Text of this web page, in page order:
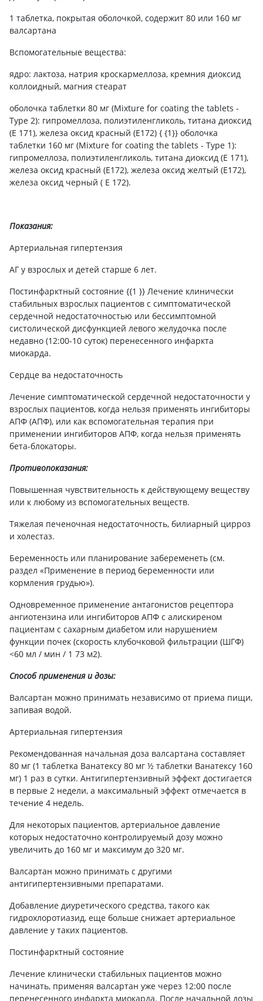
1 таблетка, покрытая оболочкой, содержит 80 или 160 мг
валсартана
Вспомогательные вещества:
ядро: лактоза, натрия кроскармеллоза, кремния диоксид
коллоидный, магния стеарат
оболочка таблетки 80 мг (Mixture for coating the tablets -
Type 2): гипромеллоза, полиэтиленгликоль, титана диоксид
(Е 171), железа оксид красный (Е172) { {1}} оболочка
таблетки 160 мг (Mixture for coating the tablets - Type 1):
гипромеллоза, полиэтиленгликоль, титана диоксид (Е 171),
железа оксид красный (Е172), железа оксид желтый (Е172),
железа оксид черный ( Е 172).
Показания:
Артериальная гипертензия
АГ у взрослых и детей старше 6 лет.
Постинфарктный состояние {{1 }} Лечение клинически
стабильных взрослых пациентов с симптоматической
сердечной недостаточностью или бессимптомной
систолической дисфункцией левого желудочка после
недавно (12:00-10 суток) перенесенного инфаркта
миокарда.
Сердце ва недостаточность
Лечение симптоматической сердечной недостаточности у
взрослых пациентов, когда нельзя применять ингибиторы
АПФ (АПФ), или как вспомогательная терапия при
применении ингибиторов АПФ, когда нельзя применять
бета-блокаторы.
Противопоказания:
Повышенная чувствительность к действующему веществу
или к любому из вспомогательных веществ.
Тяжелая печеночная недостаточность, билиарный цирроз
и холестаз.
Беременность или планирование забеременеть (см.
раздел «Применение в период беременности или
кормления грудью»).
Одновременное применение антагонистов рецептора
ангиотензина или ингибиторов АПФ с алискиреном
пациентам с сахарным диабетом или нарушением
функции почек (скорость клубочковой фильтрации (ШГФ)
<60 мл / мин / 1 73 м2).
Способ применения и дозы:
Валсартан можно принимать независимо от приема пищи,
запивая водой.
Артериальная гипертензия
Рекомендованная начальная доза валсартана составляет
80 мг (1 таблетка Ванатексу 80 мг ½ таблетки Ванатексу 160
мг) 1 раз в сутки. Антигипертензивный эффект достигается
в первые 2 недели, а максимальный эффект отмечается в
течение 4 недель.
Для некоторых пациентов, артериальное давление
которых недостаточно контролируемый дозу можно
увеличить до 160 мг и максимум до 320 мг.
Валсартан можно принимать с другими
антигипертензивными препаратами.
Добавление диуретического средства, такого как
гидрохлоротиазид, еще больше снижает артериальное
давление у таких пациентов.
Постинфарктный состояние
Лечение клинически стабильных пациентов можно
начинать, применяя валсартан уже через 12:00 после
перенесенного инфаркта миокарда. После начальной дозы